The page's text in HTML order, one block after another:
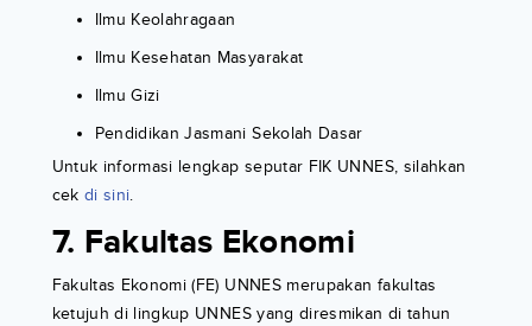
Ilmu Keolahragaan
Ilmu Kesehatan Masyarakat
Ilmu Gizi
Pendidikan Jasmani Sekolah Dasar
Untuk informasi lengkap seputar FIK UNNES, silahkan
cek di sini.
7. Fakultas Ekonomi
Fakultas Ekonomi (FE) UNNES merupakan fakultas
ketujuh di lingkup UNNES yang diresmikan di tahun